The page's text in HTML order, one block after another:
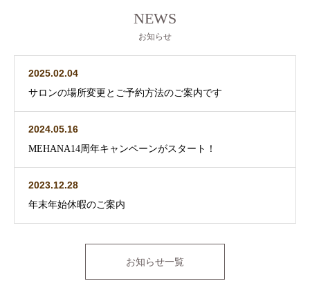
NEWS
お知らせ
2025.02.04
サロンの場所変更とご予約方法のご案内です
2024.05.16
MEHANA14周年キャンペーンがスタート！
2023.12.28
年末年始休暇のご案内
お知らせ一覧